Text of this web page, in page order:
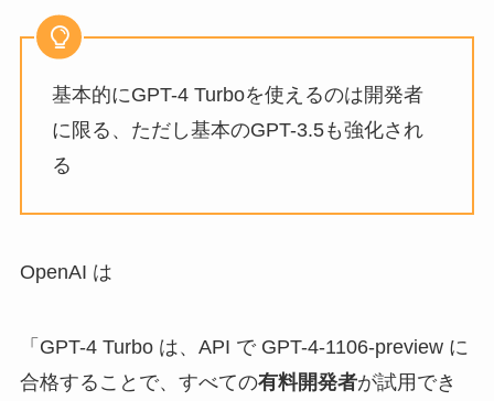
基本的にGPT-4 Turboを使えるのは開発者
に限る、ただし基本のGPT-3.5も強化され
る
OpenAI は
「GPT-4 Turbo は、API で GPT-4-1106-preview に
合格することで、すべての有料開発者が試用でき